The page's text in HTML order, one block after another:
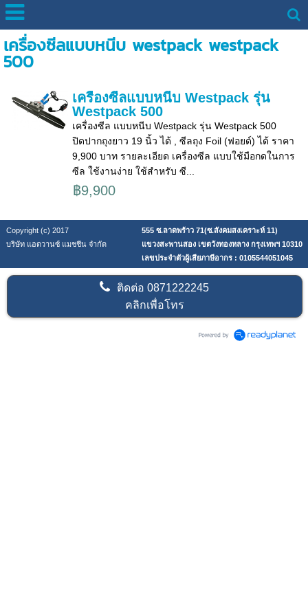
เครื่องซีลแบบหนีบ westpack westpack
500
เครื่องซีลแบบหนีบ Westpack รุ่น
Westpack 500
เครื่องซีล แบบหนีบ Westpack รุ่น Westpack 500
ปิดปากถุงยาว 19 นิ้ว ได้ , ซีลถุง Foil (ฟอยด์) ได้ ราคา
9,900 บาท รายละเอียด เครื่องซีล แบบใช้มือกดในการ
ซีล ใช้งานง่าย ใช้สำหรับ ซี...
฿9,900
Copyright (c) 2017
555 ซ.ลาดพร้าว 71(ซ.สังคมสงเคราะห์ 11)
บริษัท แอดวานซ์ แมชชีน จำกัด
แขวงสะพานสอง เขตวังทองหลาง กรุงเทพฯ 10310
เลขประจำตัวผู้เสียภาษีอากร : 0105544051045
ติดต่อ0871222245
คลิกเพื่อโทร